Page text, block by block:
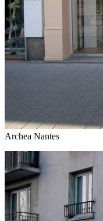
Archea Nantes